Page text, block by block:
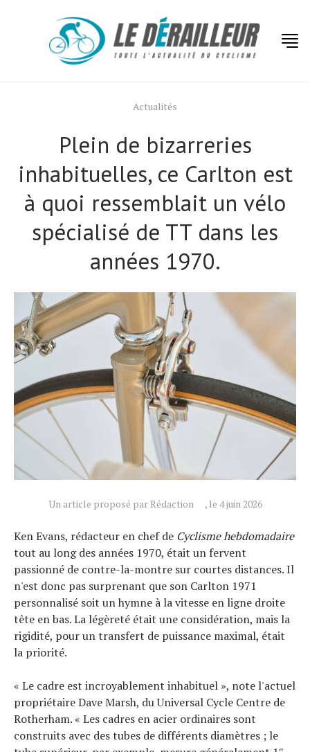
Actualités
Plein de bizarreries
inhabituelles, ce Carlton est
à quoi ressemblait un vélo
spécialisé de TT dans les
années 1970.
Un article proposé par Rédaction , le 4 juin 2026
Ken Evans, rédacteur en chef de Cyclisme hebdomadaire
tout au long des années 1970, était un fervent
passionné de contre-la-montre sur courtes distances. Il
n'est donc pas surprenant que son Carlton 1971
personnalisé soit un hymne à la vitesse en ligne droite
tête en bas. La légèreté était une considération, mais la
rigidité, pour un transfert de puissance maximal, était
la priorité.
« Le cadre est incroyablement inhabituel », note l'actuel
propriétaire Dave Marsh, du Universal Cycle Centre de
Rotherham. « Les cadres en acier ordinaires sont
construits avec des tubes de différents diamètres ; le
Actualités
Technologies
Tests de produits
Conseils
À propos